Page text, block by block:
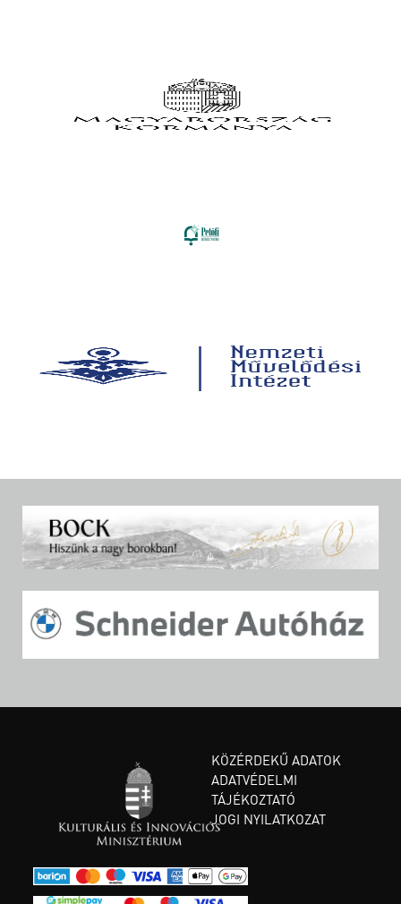
KÖZÉRDEKŰ ADATOK
ADATVÉDELMI
TÁJÉKOZTATÓ
JOGI NYILATKOZAT